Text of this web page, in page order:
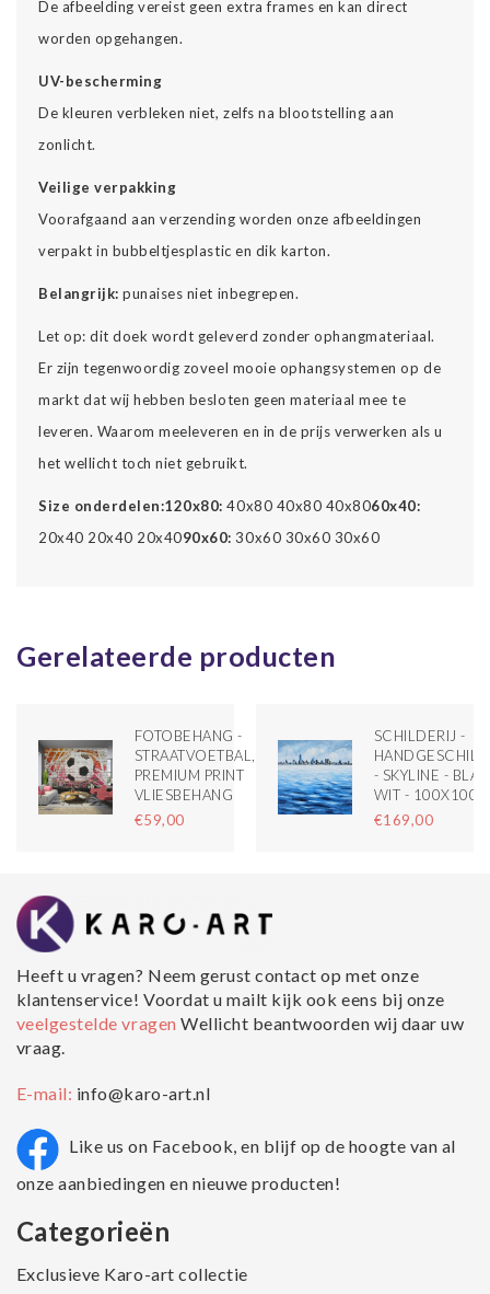
De afbeelding vereist geen extra frames en kan direct
worden opgehangen.
UV-bescherming
De kleuren verbleken niet, zelfs na blootstelling aan
zonlicht.
Veilige verpakking
Voorafgaand aan verzending worden onze afbeeldingen
verpakt in bubbeltjesplastic en dik karton.
Belangrijk: punaises niet inbegrepen.
Let op: dit doek wordt geleverd zonder ophangmateriaal.
Er zijn tegenwoordig zoveel mooie ophangsystemen op de
markt dat wij hebben besloten geen materiaal mee te
leveren. Waarom meeleveren en in de prijs verwerken als u
het wellicht toch niet gebruikt.
Size onderdelen:120x80: 40x80 40x80 40x8060x40:
20x40 20x40 20x4090x60: 30x60 30x60 30x60
Gerelateerde producten
FOTOBEHANG -
STRAATVOETBAL,
PREMIUM PRINT
VLIESBEHANG
€59,00
SCHILDERIJ -
- SKYLINE -
WIT -
€169,00
Heeft u vragen? Neem gerust contact op met onze
klantenservice! Voordat u mailt kijk ook eens bij onze
veelgestelde vragenWellicht beantwoorden wij daar uw
vraag.
E-mail: info@karo-art.nl
Like us on Facebook, en blijf op de hoogte van al
onze aanbiedingen en nieuwe producten!
Categorieën
Exclusieve Karo-art collectie